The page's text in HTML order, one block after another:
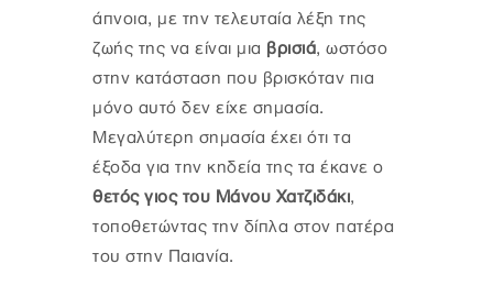
άπνοια, με την τελευταία λέξη της
ζωής της να είναι μια βρισιά, ωστόσο
στην κατάσταση που βρισκόταν πια
μόνο αυτό δεν είχε σημασία.
Μεγαλύτερη σημασία έχει ότι τα
έξοδα για την κηδεία της τα έκανε ο
θετός γιος του Μάνου Χατζιδάκι,
τοποθετώντας την δίπλα στον πατέρα
του στην Παιανία.